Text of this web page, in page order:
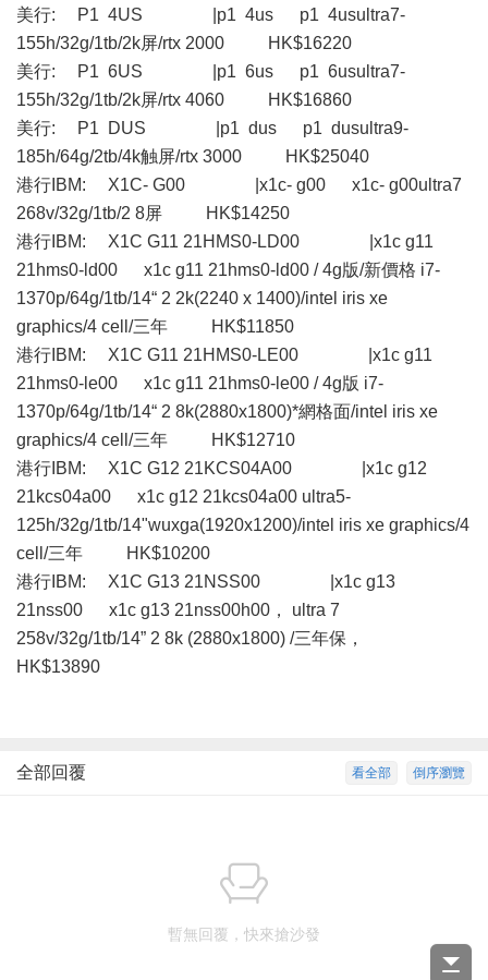
美行: P1 4US |p1 4us p1 4usultra7-
155h/32g/1tb/2k屏/rtx 2000 HK$16220
美行: P1 6US |p1 6us p1 6usultra7-
155h/32g/1tb/2k屏/rtx 4060 HK$16860
美行: P1 DUS |p1 dus p1 dusultra9-
185h/64g/2tb/4k触屏/rtx 3000 HK$25040
港行IBM: X1C- G00 |x1c- g00 x1c- g00ultra7
268v/32g/1tb/2 8屏 HK$14250
港行IBM: X1C G11 21HMS0-LD00 |x1c g11
21hms0-ld00 x1c g11 21hms0-ld00 / 4g版/新價格 i7-
1370p/64g/1tb/14“ 2 2k(2240 x 1400)/intel iris xe
graphics/4 cell/三年 HK$11850
港行IBM: X1C G11 21HMS0-LE00 |x1c g11
21hms0-le00 x1c g11 21hms0-le00 / 4g版 i7-
1370p/64g/1tb/14“ 2 8k(2880x1800)*網格面/intel iris xe
graphics/4 cell/三年 HK$12710
港行IBM: X1C G12 21KCS04A00 |x1c g12
21kcs04a00 x1c g12 21kcs04a00 ultra5-
125h/32g/1tb/14"wuxga(1920x1200)/intel iris xe graphics/4
cell/三年 HK$10200
港行IBM: X1C G13 21NSS00 |x1c g13
21nss00 x1c g13 21nss00h00， ultra 7
258v/32g/1tb/14” 2 8k (2880x1800) /三年保，
HK$13890
倒序瀏覽
看全部
全部回覆
暫無回覆，快來搶沙發